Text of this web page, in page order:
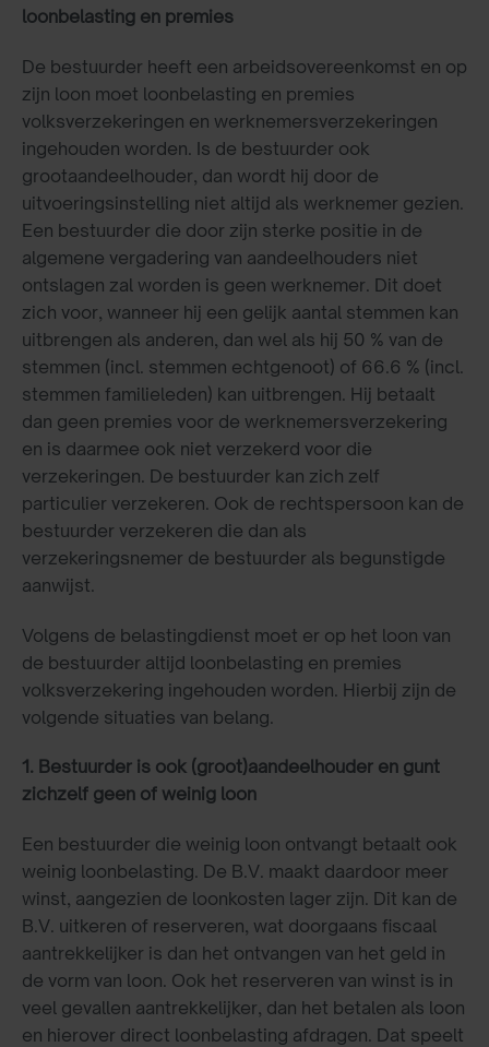
loonbelasting en premies
De bestuurder heeft een arbeidsovereenkomst en op
zijn loon moet loonbelasting en premies
volksverzekeringen en werknemersverzekeringen
ingehouden worden. Is de bestuurder ook
grootaandeelhouder, dan wordt hij door de
uitvoeringsinstelling niet altijd als werknemer gezien.
Een bestuurder die door zijn sterke positie in de
algemene vergadering van aandeelhouders niet
ontslagen zal worden is geen werknemer. Dit doet
zich voor, wanneer hij een gelijk aantal stemmen kan
uitbrengen als anderen, dan wel als hij 50 % van de
stemmen (incl. stemmen echtgenoot) of 66.6 % (incl.
stemmen familieleden) kan uitbrengen. Hij betaalt
dan geen premies voor de werknemersverzekering
en is daarmee ook niet verzekerd voor die
verzekeringen. De bestuurder kan zich zelf
particulier verzekeren. Ook de rechtspersoon kan de
bestuurder verzekeren die dan als
verzekeringsnemer de bestuurder als begunstigde
aanwijst.
Volgens de belastingdienst moet er op het loon van
de bestuurder altijd loonbelasting en premies
volksverzekering ingehouden worden. Hierbij zijn de
volgende situaties van belang.
1. Bestuurder is ook (groot)aandeelhouder en gunt
zichzelf geen of weinig loon
Een bestuurder die weinig loon ontvangt betaalt ook
weinig loonbelasting. De B.V. maakt daardoor meer
winst, aangezien de loonkosten lager zijn. Dit kan de
B.V. uitkeren of reserveren, wat doorgaans fiscaal
aantrekkelijker is dan het ontvangen van het geld in
de vorm van loon. Ook het reserveren van winst is in
veel gevallen aantrekkelijker, dan het betalen als loon
en hierover direct loonbelasting afdragen. Dat speelt